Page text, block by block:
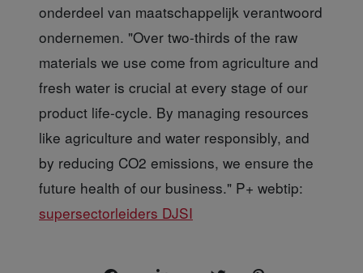
onderdeel van maatschappelijk verantwoord
ondernemen. "Over two-thirds of the raw
materials we use come from agriculture and
fresh water is crucial at every stage of our
product life-cycle. By managing resources
like agriculture and water responsibly, and
by reducing CO2 emissions, we ensure the
future health of our business." P+ webtip:
supersectorleiders DJSI